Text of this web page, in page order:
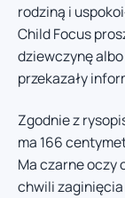
rodziną i
Child Focus
dziewczynę
przekazały
Zgodnie z
ma 166
Ma czarne oczy
chwili zaginięcia